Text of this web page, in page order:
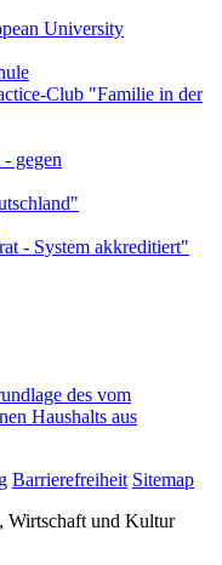
des vom
Haushalts aus
Barrierefreiheit Sitemap
Wirtschaft und Kultur